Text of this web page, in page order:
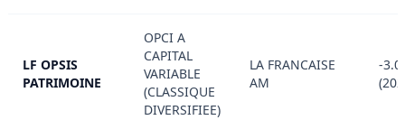
LF OPSIS
PATRIMOINE
OPCI A
CAPITAL
VARIABLE
(CLASSIQUE
DIVERSIFIEE)
LA FRANCAISE
AM
-